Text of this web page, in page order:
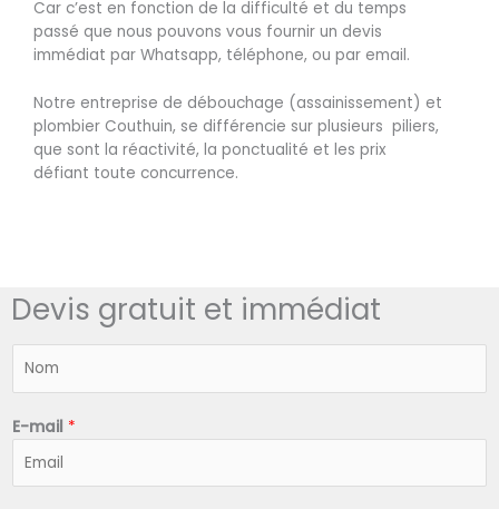
Car c’est en fonction de la difficulté et du temps
passé que nous pouvons vous fournir un devis
immédiat par Whatsapp, téléphone, ou par email.
Notre entreprise de débouchage (assainissement) et
plombier Couthuin, se différencie sur plusieurs piliers,
que sont la réactivité, la ponctualité et les prix
défiant toute concurrence.
Devis gratuit et immédiat
*
E-mail *